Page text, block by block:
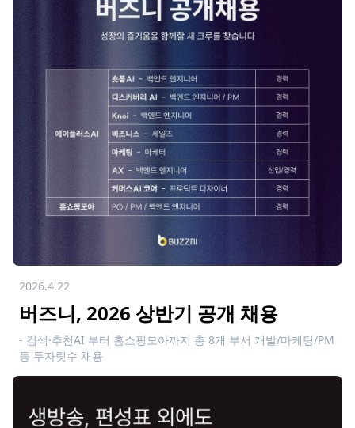
2026.4.22
버즈니, 2026 상반기 공개 채용
- 검색·추천AI 부터 홈쇼핑모아까지 총 8개 부서 개발/마케팅/PM
등 두자릿수 채용